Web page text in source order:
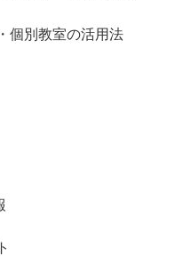
個別教室の活用法